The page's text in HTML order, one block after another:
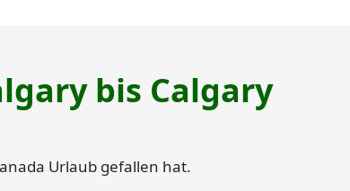
bis Calgary
Urlaub gefallen hat.